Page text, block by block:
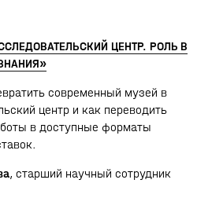
ЦЕНТР. РОЛЬ В
современный музей в
центр и как переводить
в доступные форматы
, старший научный сотрудник